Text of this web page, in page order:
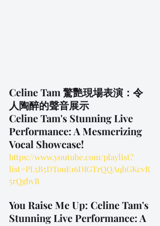
Celine Tam 驚艷現場表演：令
人陶醉的聲音展示
Celine Tam's Stunning Live
Performance: A Mesmerizing
Vocal Showcase!
https://www.youtube.com/playlist?
list=PL5B5DTouE16DIGTrQQAqhGKcvR
5rQgbvB
You Raise Me Up: Celine Tam's
Stunning Live Performance: A